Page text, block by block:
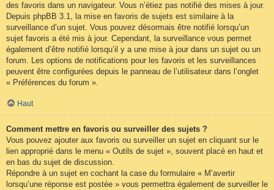
des favoris dans un navigateur. Vous n’étiez pas notifié des mises à jour.
Depuis phpBB 3.1, la mise en favoris de sujets est similaire à la
surveillance d’un sujet. Vous pouvez désormais être notifié lorsqu’un
sujet favoris a été mis à jour. Cependant, la surveillance vous permet
également d’être notifié lorsqu’il y a une mise à jour dans un sujet ou un
forum. Les options de notifications pour les favoris et les surveillances
peuvent être configurées depuis le panneau de l’utilisateur dans l’onglet
« Préférences du forum ».
Haut
Comment mettre en favoris ou surveiller des sujets ?
Vous pouvez ajouter aux favoris ou surveiller un sujet en cliquant sur le
lien approprié dans le menu « Outils de sujet », souvent placé en haut et
en bas du sujet de discussion.
Répondre à un sujet en cochant la case du formulaire « M’avertir
lorsqu’une réponse est postée » vous permettra également de surveiller le